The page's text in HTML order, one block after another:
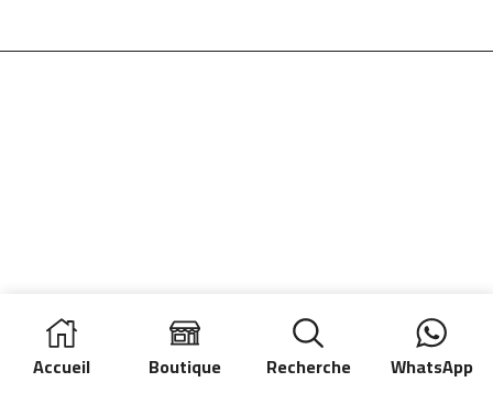
Accueil Boutique Recherche WhatsApp